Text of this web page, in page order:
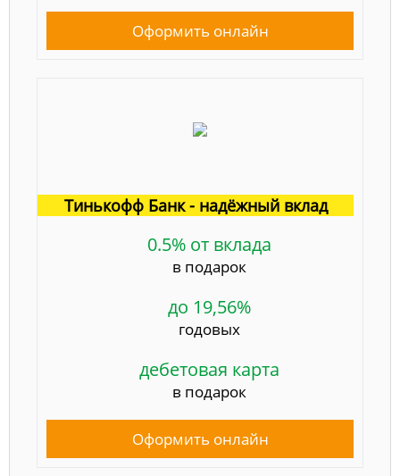
Оформить онлайн
Тинькофф Банк - надёжный вклад
0.5% от вклада
в подарок
до 19,56%
годовых
дебетовая карта
в подарок
Оформить онлайн